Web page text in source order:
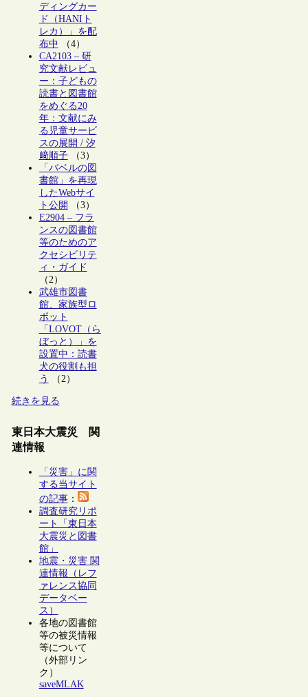
ディングカー
ド（HANIト
レカ）」を配
布中 （4）
CA2103 – 研
究文献レビュ
ー：子どもの
読書と図書館
をめぐる20
年：文献にみ
る児童サービ
スの展開 / 汐
﨑順子（3）
「バベルの図
書館」を再現
したWebサイ
ト公開
（3）
E2904 – フラ
ンスの図書館
等のためのア
クセシビリテ
ィ・ガイド
（2）
武雄市図書
館、家族型ロ
ボット
「LOVOT（ら
ぼっと）」を
設置中：読書
犬の役割も担
う
（2）
続きを見る
東日本大震災 関
連情報
「災害」に関
する当サイト
の記事：
調査研究リポ
ート「東日本
大震災と図書
館」
地震・災害 関
連情報（レフ
ァレンス協同
データベー
ス）
各地の図書館
等の被災情報
等について
（外部リン
ク）
saveMLAK